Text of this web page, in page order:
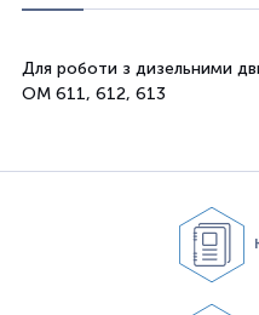
Для роботи з дизельними
OM 611, 612, 613